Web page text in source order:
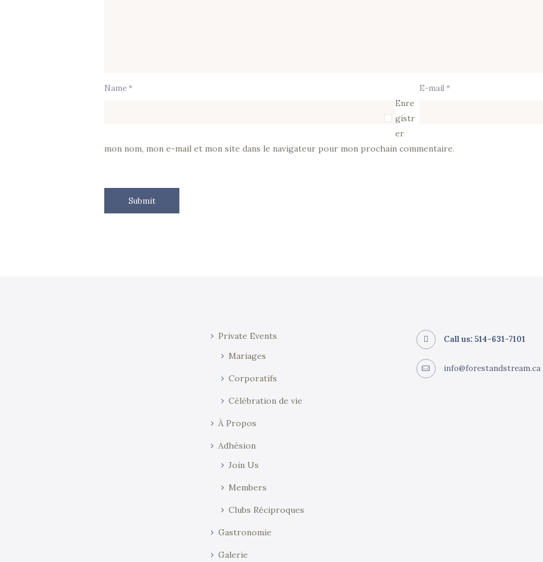
Name * E-mail *
Enre
gistr
er
mon nom, mon e-mail et mon site dans le navigateur pour mon prochain commentaire.
Private Events
Mariages
Corporatifs
Célébration de vie
À Propos
Adhésion
Join Us
Members
Clubs Réciproques
Gastronomie
Galerie
Call us: 514-631-7101
info@forestandstream.ca